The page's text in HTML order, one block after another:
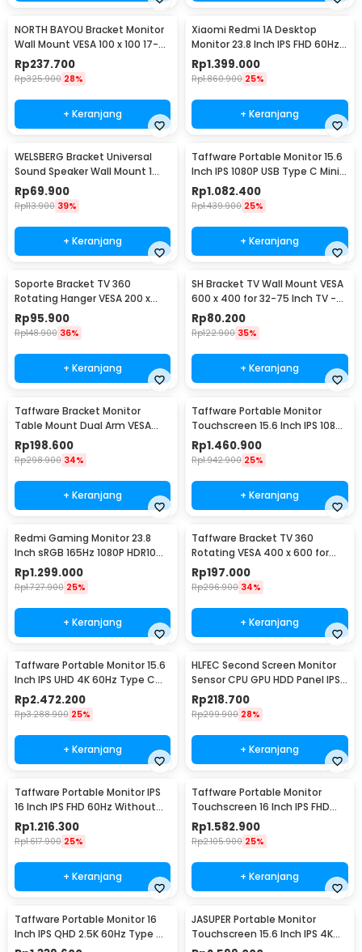
NORTH BAYOU Bracket Monitor
Wall Mount VESA 100 x 100 17-27
Inch TV - F120
Rp237.700
Rp325.900 28%
+ Keranjang
Xiaomi Redmi 1A Desktop
Monitor 23.8 Inch IPS FHD 60Hz
Ultra-thin HDMI - RMMNT238NF
Rp1.399.000
Rp1.860.900 25%
+ Keranjang
WELSBERG Bracket Universal
Sound Speaker Wall Mount 1
Pair - SW-03B
Rp69.900
Rp113.900 39%
+ Keranjang
Taffware Portable Monitor 15.6
Inch IPS 1080P USB Type C Mini
HDMI - LG156
Rp1.082.400
Rp1.439.900 25%
+ Keranjang
Soporte Bracket TV 360
Rotating Hanger VESA 200 x
200 14-42 Inch TV - JT-01
Rp95.900
Rp148.900 36%
+ Keranjang
SH Bracket TV Wall Mount VESA
600 x 400 for 32-75 Inch TV -
SH-65T
Rp80.200
Rp122.900 35%
+ Keranjang
Taffware Bracket Monitor
Table Mount Dual Arm VESA
100x100 13-27 Inch - KMT-2
Rp198.600
Rp298.900 34%
+ Keranjang
Taffware Portable Monitor
Touchscreen 15.6 Inch IPS 1080P
60Hz Type C - 1560MTS
Rp1.460.900
Rp1.942.900 25%
+ Keranjang
Redmi Gaming Monitor 23.8
Inch sRGB 165Hz 1080P HDR10
1ms - G24
Rp1.299.000
Rp1.727.900 25%
+ Keranjang
Taffware Bracket TV 360
Rotating VESA 400 x 600 for
32-65 Inch TV - DN06
Rp197.000
Rp296.900 34%
+ Keranjang
Taffware Portable Monitor 15.6
Inch IPS UHD 4K 60Hz Type C
Mini HDMI - SJD1505
Rp2.472.200
Rp3.288.900 25%
+ Keranjang
HLFEC Second Screen Monitor
Sensor CPU GPU HDD Panel IPS
3.5 Inch - HL-3
Rp218.700
Rp299.900 28%
+ Keranjang
Taffware Portable Monitor IPS
16 Inch IPS FHD 60Hz Without
Touchscreen - 1600XTS
Rp1.216.300
Rp1.617.900 25%
+ Keranjang
Taffware Portable Monitor
Touchscreen 16 Inch IPS FHD
60Hz Type C - 1600XTS
Rp1.582.900
Rp2.105.900 25%
+ Keranjang
Taffware Portable Monitor 16
Inch IPS QHD 2.5K 60Hz Type C
Mini HDMI - 1600XTS
JASUPER Portable Monitor
Touchscreen 15.6 Inch IPS 4K
60Hz Type C - XW-660